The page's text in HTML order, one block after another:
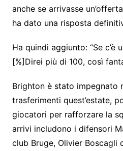
anche se arrivasse
ha dato una risposta
Ha quindi aggiunto: “Se c’è
[%]Direi più di 100, così
Brighton è stato impegnato
trasferimenti quest’estate,
giocatori per rafforzare la
arrivi includono i difensori
club Bruge, Olivier Boscagli